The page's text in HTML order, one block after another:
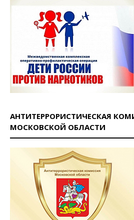
АНТИТЕРРОРИСТИЧЕСКАЯ
МОСКОВСКОЙ ОБЛАСТИ